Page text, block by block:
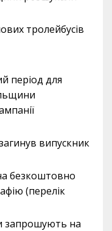
тролейбусів
період для
випускник
безкоштовно
(перелік
запрошують на